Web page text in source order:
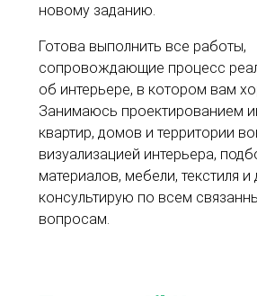
новому заданию.
Готова выполнить все работы,
сопровождающие процесс
об интерьере, в котором вам
Занимаюсь проектированием
квартир, домов и территории
визуализацией интерьера,
материалов, мебели, текстиля и
консультирую по всем
вопросам.